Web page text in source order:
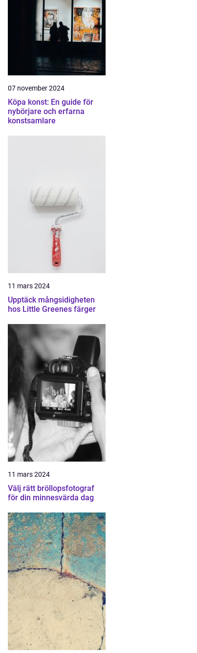
07 november 2024
Köpa konst: En guide för
nybörjare och erfarna
konstsamlare
11 mars 2024
Upptäck mångsidigheten
hos Little Greenes färger
11 mars 2024
Välj rätt bröllopsfotograf
för din minnesvärda dag